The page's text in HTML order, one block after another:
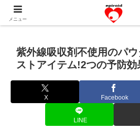
恋愛共感エピソード。あなたのストー
紫外線吸収剤不使用のパ
ストアイテム!2つの予防効
X Facebook
LINE
メニュー